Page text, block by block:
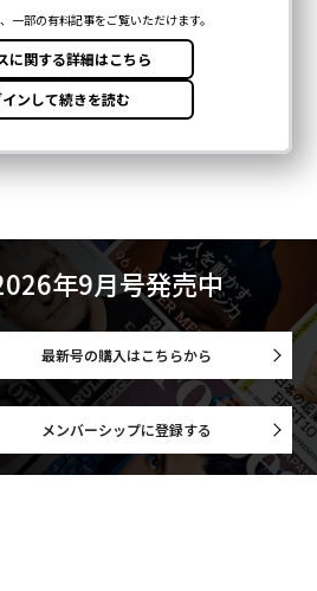
年9月号発売中
最新号の購入はこちらから
メンバーシップに登録する